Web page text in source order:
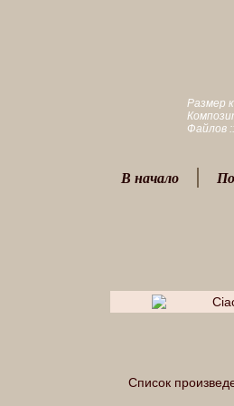
Размер
Файлов ::
В начало
Список